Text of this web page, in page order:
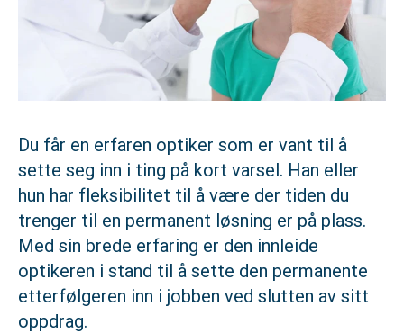
Du får en erfaren optiker som er vant til å
sette seg inn i ting på kort varsel. Han eller
hun har fleksibilitet til å være der tiden du
trenger til en permanent løsning er på plass.
Med sin brede erfaring er den innleide
optikeren i stand til å sette den permanente
etterfølgeren inn i jobben ved slutten av sitt
oppdrag.